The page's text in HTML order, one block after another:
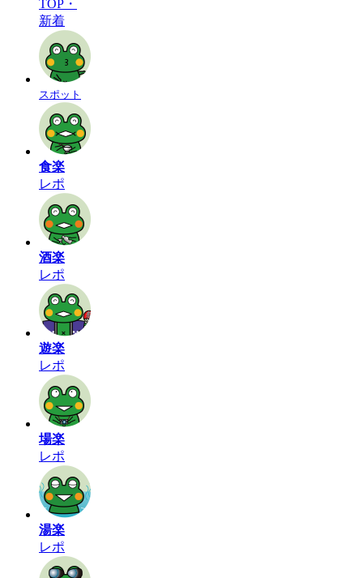
TOP・
新着
スポット
食楽
レポ
酒楽
レポ
遊楽
レポ
場楽
レポ
湯楽
レポ